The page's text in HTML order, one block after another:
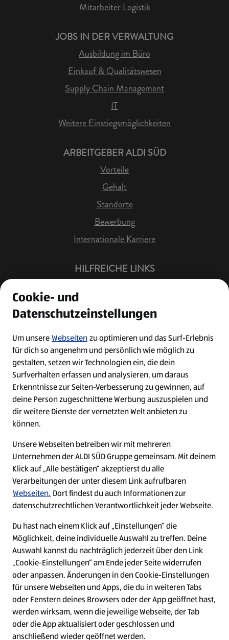
Mitarbeiter Logistik
JOBS IN DER VERWALTUNG
Ausbildung im Büro
Einkauf & Qualitätswesen
Supply Chain Management
IT
Weitere Einstiegsmöglichkeiten
ARBEITGEBER ALDI SÜD
Vorteile
Gehalt
Standorte
Bewerbung
Internationale Karriere
HILFREICHE LINKS
Job Benachrichtigung
Bewerberkonto
Leichte Sprache
Kontakt
W
i
r
d
a
u
f
W
i
r
d
a
u
f
W
i
r
d
a
u
f
W
i
r
d
a
Cookie - Liste
Datenschutz
Cookie- und
Datenschutzeinstellungen
Um unsereWebseitenzu optimieren und das Surf-Erlebnis
für dich so angenehm und persönlich wie möglich zu
gestalten, setzen wir Technologien ein, die dein
Surfverhalten erfassen und analysieren, um daraus
Erkenntnisse zur Seiten-Verbesserung zu gewinnen, auf
deine Person zugeschnittene Werbung auszuspielen und
dir weitere Dienste der vernetzten Welt anbieten zu
können.
Unsere Webseiten betreiben wir mit mehreren
Unternehmen der ALDI SÜD Gruppe gemeinsam. Mit deinem
Klick auf „Alle bestätigen“ akzeptierst du alle
Verarbeitungen der unter diesem Link aufrufbaren
Webseiten. Dort findest du auch Informationen zur
datenschutzrechtlichen Verantwortlichkeit jeder Webseite.
Du hast nach einem Klick auf „Einstellungen“ die
Möglichkeit, deine individuelle Auswahl zu treffen. Deine
Auswahl kannst du nachträglich jederzeit über den Link
„Cookie-Einstellungen“ am Ende jeder Seite widerrufen
oder anpassen. Änderungen in den Cookie-Einstellungen
für unsere Webseiten und Apps, die du in weiteren Tabs
oder Fenstern deines Browsers oder der App geöffnet hast,
werden wirksam, wenn die jeweilige Webseite, der Tab
oder die App aktualisiert oder geschlossen und
anschließend wieder geöffnet werden.